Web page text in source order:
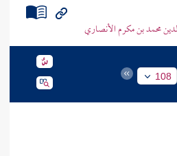
محمد بن مكرم الأنصاري
108